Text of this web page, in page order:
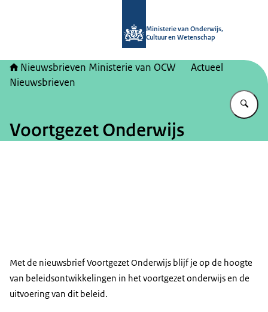
Ministerie van Onderwijs,
Cultuur en Wetenschap
Nieuwsbrieven Ministerie van OCW
Actueel
Nieuwsbrieven
Voortgezet Onderwijs
Met de nieuwsbrief Voortgezet Onderwijs blijf je op de hoogte
van beleidsontwikkelingen in het voortgezet onderwijs en de
uitvoering van dit beleid.